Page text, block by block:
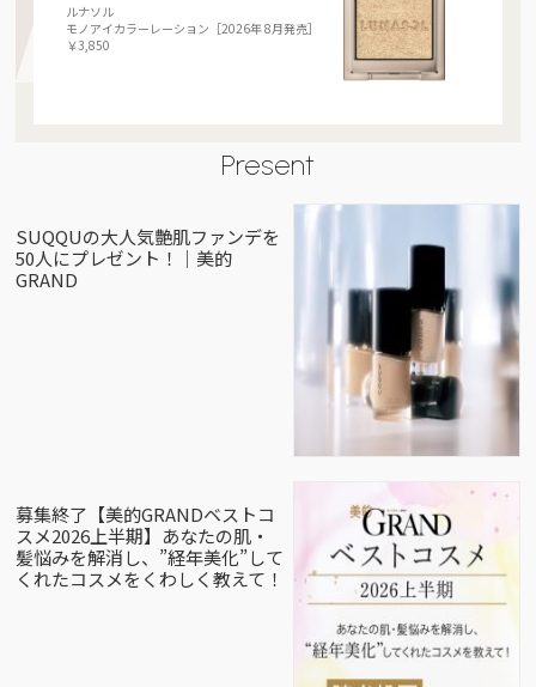
ルナソル
モノアイカラーレーション［2026年 8月発売］
￥3,850
Present
SUQQUの大人気艶肌ファンデを
50人にプレゼント！｜美的
GRAND
募集終了【美的GRANDベストコ
スメ2026上半期】あなたの肌・
髪悩みを解消し、”経年美化”して
くれたコスメをくわしく教えて！